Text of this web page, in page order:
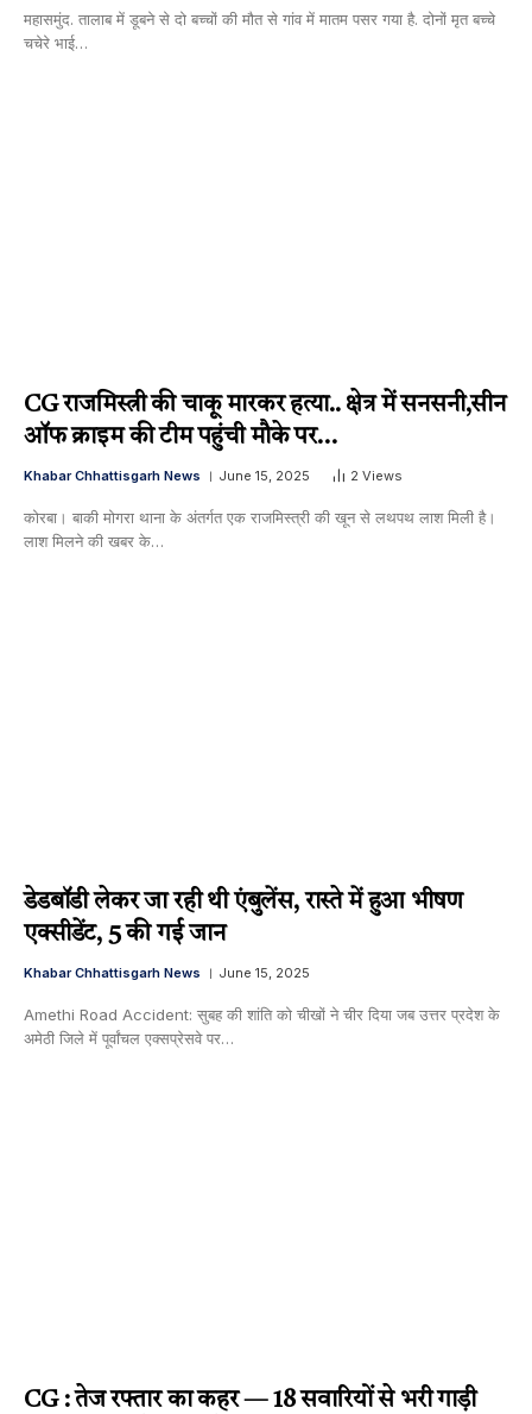
महासमुंद. तालाब में डूबने से दो बच्चों की मौत से गांव में मातम पसर गया है. दोनों मृत बच्चे
चचेरे भाई…
CG राजमिस्त्री की चाकू मारकर हत्या.. क्षेत्र में सनसनी,सीन
ऑफ क्राइम की टीम पहुंची मौके पर…
Khabar Chhattisgarh News June 15, 2025 2 Views
कोरबा। बाकी मोगरा थाना के अंतर्गत एक राजमिस्त्री की खून से लथपथ लाश मिली है।
लाश मिलने की खबर के…
डेडबॉडी लेकर जा रही थी एंबुलेंस, रास्ते में हुआ भीषण
एक्सीडेंट, 5 की गई जान
Khabar Chhattisgarh News June 15, 2025
Amethi Road Accident: सुबह की शांति को चीखों ने चीर दिया जब उत्तर प्रदेश के
अमेठी जिले में पूर्वांचल एक्सप्रेसवे पर…
CG : तेज रफ्तार का कहर — 18 सवारियों से भरी गाड़ी